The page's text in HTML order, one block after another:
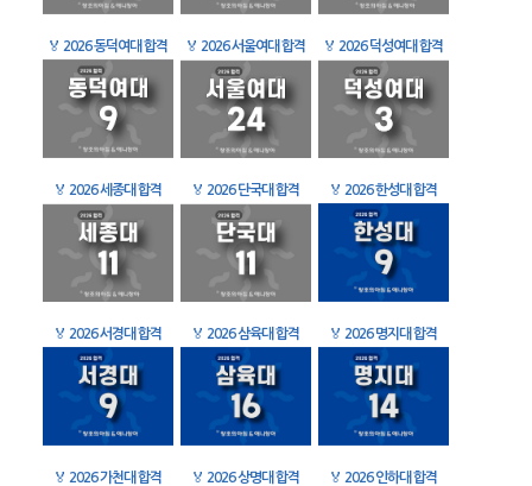
🏅 2026 동덕여대 합격 🏅 2026 서울여대 합격 🏅 2026 덕성여대 합격
🏅 2026 세종대 합격 🏅 2026 단국대 합격 🏅 2026 한성대 합격
🏅 2026 서경대 합격 🏅 2026 삼육대 합격 🏅 2026 명지대 합격
🏅 2026 가천대 합격 🏅 2026 상명대 합격 🏅 2026 인하대 합격